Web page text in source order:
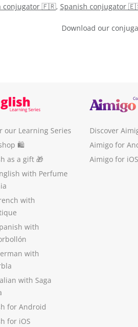
conjugator 🇫🇷, Spanish conjugator
Download our
our Learning Series
🛍
as a gift 🎁
with Perfume
with
with
with
with Saga
for Android
for iOS
Discover
Aimigo for
Aimigo for iOS